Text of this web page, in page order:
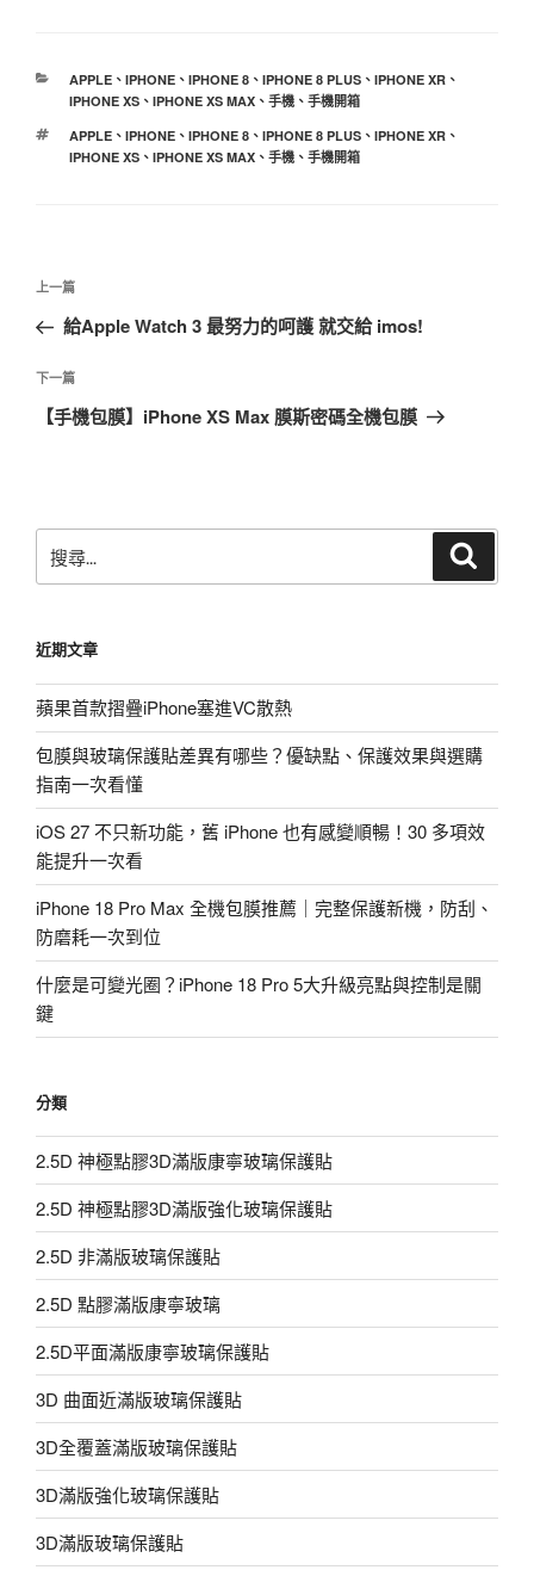
分
類
APPLE、 IPHONE、 IPHONE 8、 IPHONE 8 PLUS、 IPHONE XR、
IPHONE XS、 IPHONE XS MAX、 手機、 手機開箱
標
籤
APPLE、 IPHONE、 IPHONE 8、 IPHONE 8 PLUS、 IPHONE XR、
IPHONE XS、 IPHONE XS MAX、 手機、 手機開箱
文
導
覽
上
一
文
章
上一篇
給Apple Watch 3 最努力的呵護 就交給 imos!
下
一
下一篇
【手機包膜】iPhone XS Max 膜斯密碼全機包膜
尋
字:
近期文章
蘋果首款摺疊iPhone塞進VC散熱
包膜與玻璃保護貼差異有哪些？優缺點、保護效果與選購
指南一次看懂
iOS 27 不只新功能，舊 iPhone 也有感變順暢！30 多項效
能提升一次看
iPhone 18 Pro Max 全機包膜推薦｜完整保護新機，防刮、
防磨耗一次到位
什麼是可變光圈？iPhone 18 Pro 5大升級亮點與控制是關
鍵
分類
2.5D 神極點膠3D滿版康寧玻璃保護貼
2.5D 神極點膠3D滿版強化玻璃保護貼
2.5D 非滿版玻璃保護貼
2.5D 點膠滿版康寧玻璃
2.5D平面滿版康寧玻璃保護貼
3D 曲面近滿版玻璃保護貼
3D全覆蓋滿版玻璃保護貼
3D滿版強化玻璃保護貼
3D滿版玻璃保護貼